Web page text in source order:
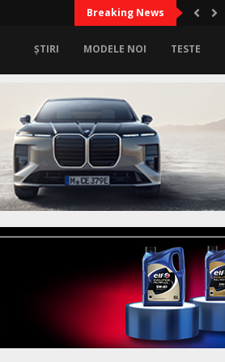
Breaking News
ȘTIRI MODELE NOI TESTE